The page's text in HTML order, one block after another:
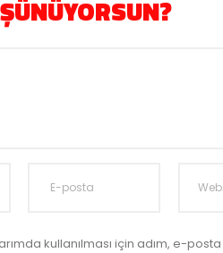
kullanılması için adım, e-